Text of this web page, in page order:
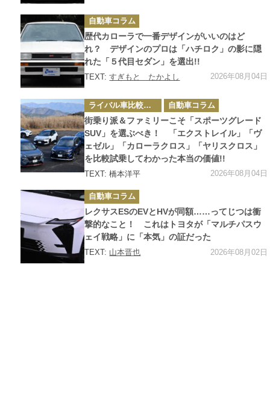
カ
テ
ゴ
リ
ー
自動車コラム
歴代カローラで一番デザインがいいのはど
れ？ デザインのプロは「ハチロク」の影に隠
れた「５代目セダン」を選出!!
TEXT:すぎもと たかよし 2026年08月04日
カ
テ
ゴ
リ
ー
ライバル車比較テスト 自動車コラム
街乗り派＆ファミリーこそ「スポーツグレード
SUV」を選ぶべき！ 「エクストレイル」「ヴ
ェゼル」「カローラクロス」「ヤリスクロス」
を比較試乗してわかった本当の価値!!
TEXT: 橋本洋平 2026年08月04日
カ
テ
ゴ
リ
ー
自動車コラム
レクサスESのEVとHVが同額……ってじつは衝
撃的なこと！ これはトヨタが「マルチパスウ
ェイ戦略」に「本気」の証だった
TEXT: 山本晋也 2026年08月02日